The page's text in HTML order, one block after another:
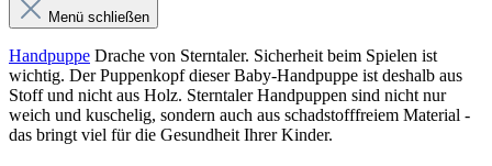
Menü schließen
Handpuppe Drache von Sterntaler. Sicherheit beim Spielen ist
wichtig. Der Puppenkopf dieser Baby-Handpuppe ist deshalb aus
Stoff und nicht aus Holz. Sterntaler Handpuppen sind nicht nur
weich und kuschelig, sondern auch aus schadstofffreiem Material -
das bringt viel für die Gesundheit Ihrer Kinder.